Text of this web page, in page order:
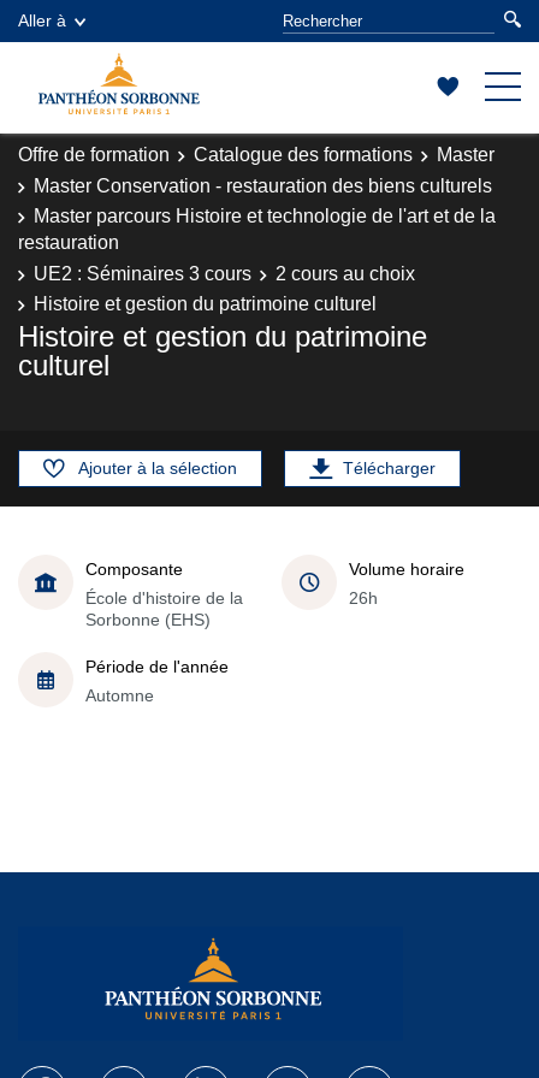
Aller à
Offre de formation Catalogue des formations
Master
Master Conservation - restauration des biens culturels
Master parcours Histoire et technologie de l'art et de la
restauration
UE2 : Séminaires 3 cours
2 cours au choix
Histoire et gestion du patrimoine culturel
Histoire et gestion du patrimoine
culturel
Ajouter à la sélection Télécharger
Composante
École d'histoire de la
Sorbonne (EHS)
Volume horaire
26h
Période de l'année
Automne